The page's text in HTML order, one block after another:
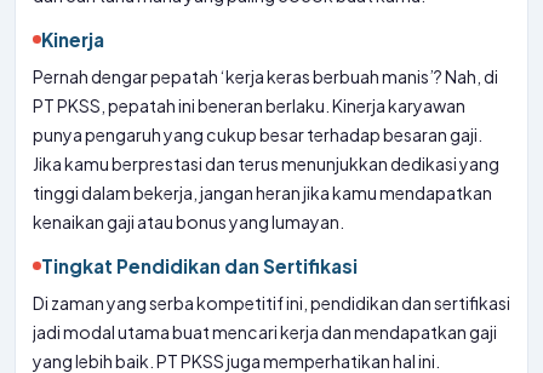
Kinerja
Pernah dengar pepatah ‘kerja keras berbuah manis’? Nah, di
PT PKSS, pepatah ini beneran berlaku. Kinerja karyawan
punya pengaruh yang cukup besar terhadap besaran gaji.
Jika kamu berprestasi dan terus menunjukkan dedikasi yang
tinggi dalam bekerja, jangan heran jika kamu mendapatkan
kenaikan gaji atau bonus yang lumayan.
Tingkat Pendidikan dan Sertifikasi
Di zaman yang serba kompetitif ini, pendidikan dan sertifikasi
jadi modal utama buat mencari kerja dan mendapatkan gaji
yang lebih baik. PT PKSS juga memperhatikan hal ini.